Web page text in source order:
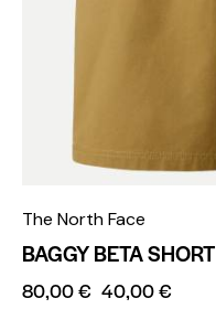
The North Face
BAGGY BETA SHORT
80,00€ 40,00€